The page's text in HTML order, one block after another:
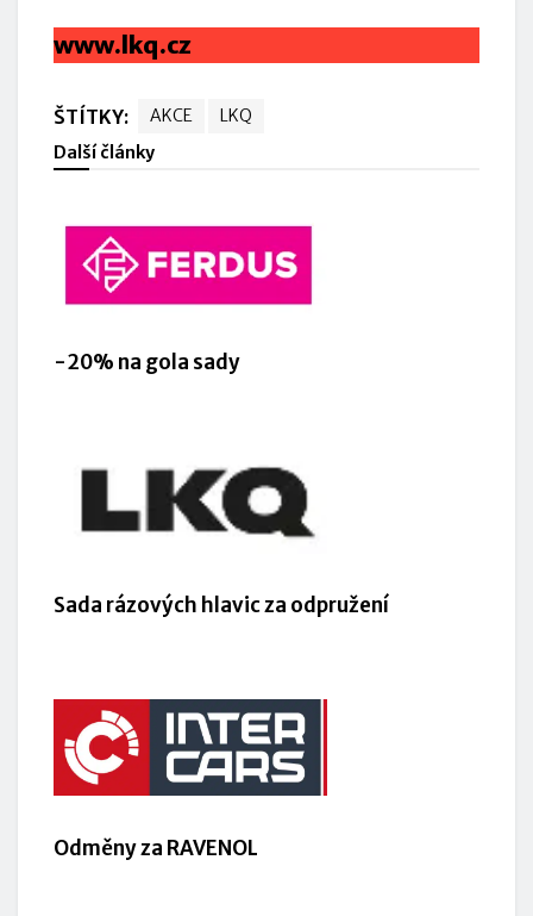
www.lkq.cz
ŠTÍTKY: AKCE
LKQ
Další články
-20% na gola sady
Sada rázových hlavic za odpružení
Odměny za RAVENOL